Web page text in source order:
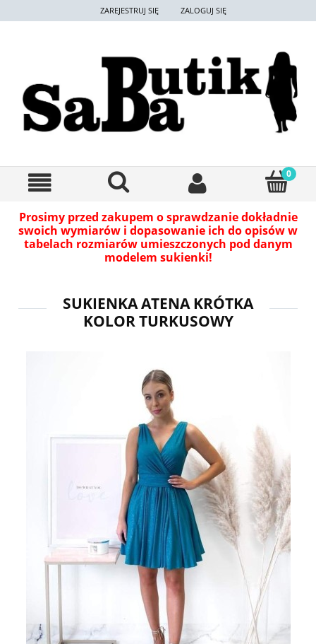
ZAREJESTRUJ SIĘ ZALOGUJ SIĘ
Prosimy przed zakupem o sprawdzanie dokładnie
swoich wymiarów i dopasowanie ich do opisów w
tabelach rozmiarów umieszczonych pod danym
modelem sukienki!
SUKIENKA ATENA KRÓTKA
KOLOR TURKUSOWY